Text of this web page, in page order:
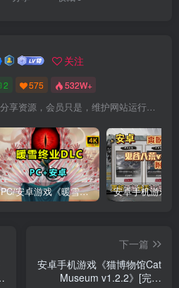
关注
2 575 532W+
B站up，免费分享资源，会员只是，维护网站运行，会员权利为可以支持本地下载，更多内容，敬请期待！
PC/安卓游戏《暖雪最新v3.1.0.1》终业DLC整合版！
下一篇
安卓手机游戏《猫博物馆Cat
Museum v1.2.2》[完整